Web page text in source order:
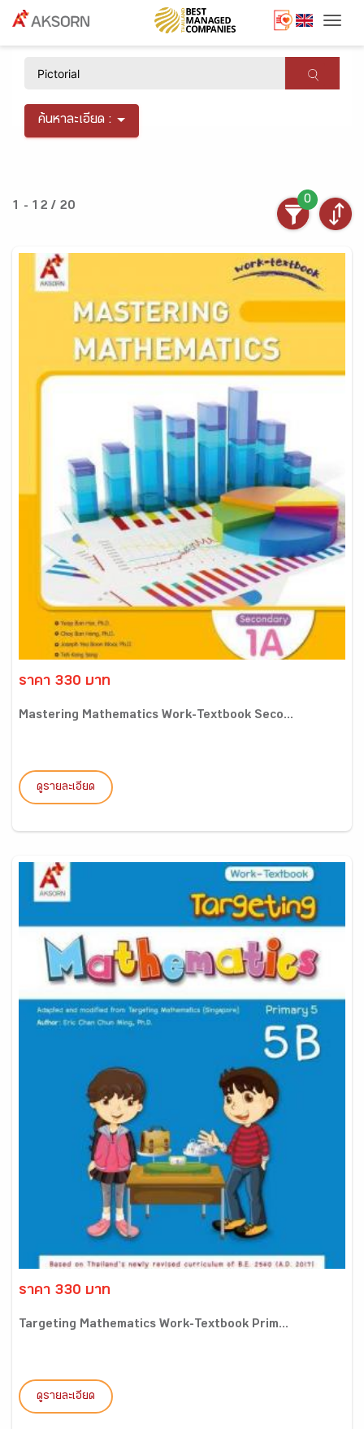
ค้นหาละเอียด :
1 - 12 / 20
0
ราคา 330 บาท
Mastering Mathematics Work-Textbook Seco...
ดูรายละเอียด
ราคา 330 บาท
Targeting Mathematics Work-Textbook Prim...
ดูรายละเอียด